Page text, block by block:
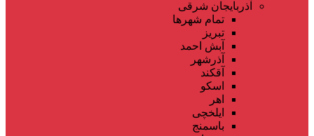
آذربایجان شرقی
تمام شهر‌ها
تبریز
آبش احمد
آذرشهر
آقکند
اسکو
اهر
ایلخچی
باسمنج